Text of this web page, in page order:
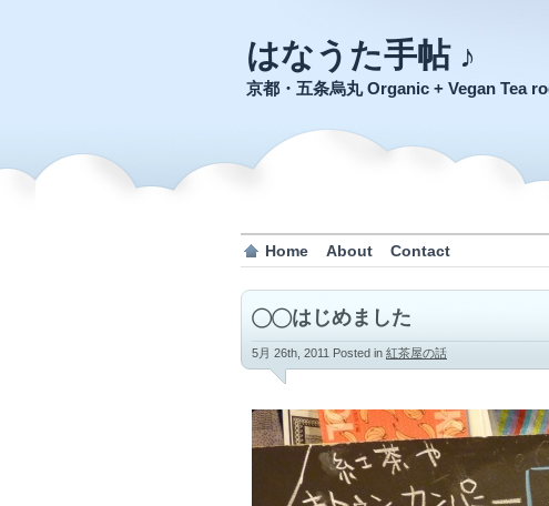
はなうた手帖 ♪
京都・五条烏丸 Organic + Vegan Tea
Home About Contact
◯◯はじめました
5月 26th, 2011 Posted in 紅茶屋の話